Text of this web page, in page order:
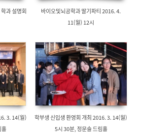
과 설명회
바이오및뇌공학과 딸기파티 2016. 4.
11(월) 12시
3. 14(월)
홀
학부생 신입생 환영회 개최 2016. 3. 14(월)
5시 30분, 정문술 드림홀